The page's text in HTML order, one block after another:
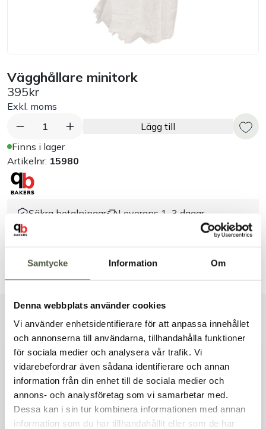
Samtycke Information Om
Denna webbplats använder cookies
Vi använder enhetsidentifierare för att anpassa innehållet
och annonserna till användarna, tillhandahålla funktioner
för sociala medier och analysera vår trafik. Vi
vidarebefordrar även sådana identifierare och annan
information från din enhet till de sociala medier och
annons- och analysföretag som vi samarbetar med.
Dessa kan i sin tur kombinera informationen med annan
information som du har tillhandahållit eller som de har
Om Bakers
Kontakt
Vägghållare minitork
395kr
Exkl. moms
1
Lägg till
Finns i lager
Artikelnr: 15980
Säkra betalningar
Leverans 1–3 dagar
Brett sortiment
Dokument & produktblad
Liknande produkter
Andra kunder tittade även på
Välkommen till Bakers!
Handlar du som företag eller privatperson?
Fortsätt som privatperson